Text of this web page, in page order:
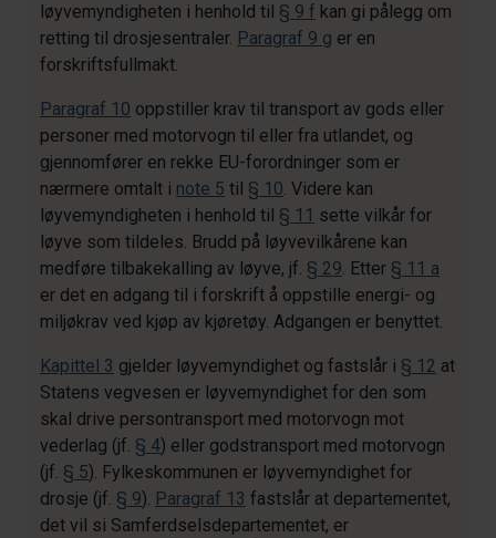
løyvemyndigheten i henhold til § 9 f kan gi pålegg om
retting til drosjesentraler. Paragraf 9 g er en
forskriftsfullmakt.
Paragraf 10 oppstiller krav til transport av gods eller
personer med motorvogn til eller fra utlandet, og
gjennomfører en rekke EU-forordninger som er
nærmere omtalt i note 5 til § 10. Videre kan
løyvemyndigheten i henhold til § 11 sette vilkår for
løyve som tildeles. Brudd på løyvevilkårene kan
medføre tilbakekalling av løyve, jf. § 29. Etter § 11 a
er det en adgang til i forskrift å oppstille energi- og
miljøkrav ved kjøp av kjøretøy. Adgangen er benyttet.
Kapittel 3 gjelder løyvemyndighet og fastslår i § 12 at
Statens vegvesen er løyvemyndighet for den som
skal drive persontransport med motorvogn mot
vederlag (jf. § 4) eller godstransport med motorvogn
(jf. § 5). Fylkeskommunen er løyvemyndighet for
drosje (jf. § 9). Paragraf 13 fastslår at departementet,
det vil si Samferdselsdepartementet, er